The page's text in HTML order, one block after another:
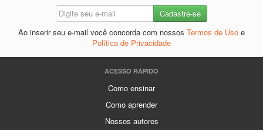
Ao inserir seu e-mail você concorda com nossos Termos de Uso e
Política de Privacidade
ACESSO RÁPIDO
Como ensinar
Como aprender
Nossos autores